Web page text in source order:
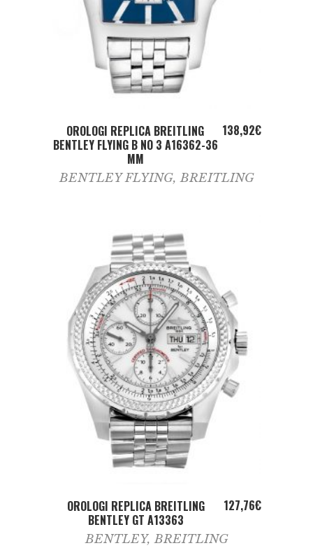
ADD TO CART
OROLOGI REPLICA BREITLING
BENTLEY FLYING B NO 3 A16362-36
MM
138,92€
BENTLEY FLYING,BREITLING
ADD TO CART
OROLOGI REPLICA BREITLING
BENTLEY GT A13363
127,76€
BENTLEY,BREITLING